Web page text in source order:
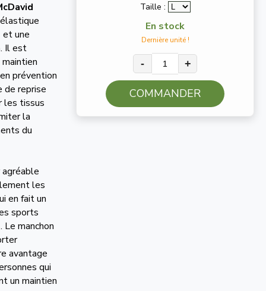
Taille :
En stock
Dernière unité !
- +
COMMANDER
et une
Il est
prévention
de reprise
les tissus
la
du
les
en fait un
sports
manchon
avantage
qui
un maintien